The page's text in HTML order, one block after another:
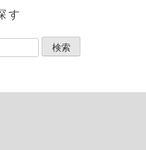
す